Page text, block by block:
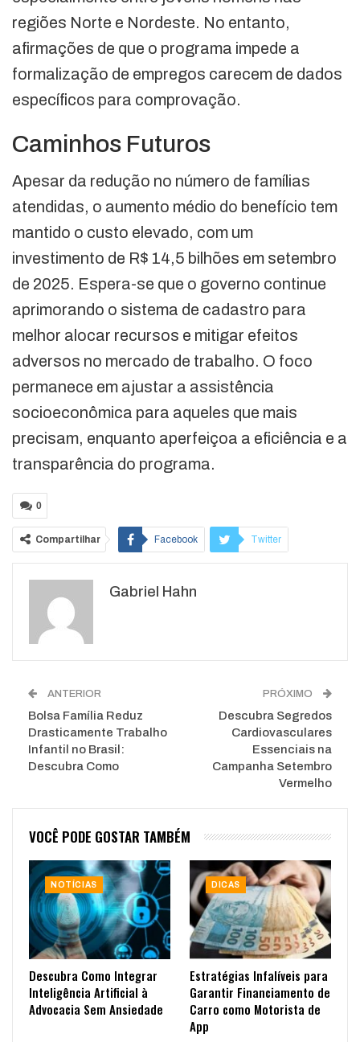
regiões Norte e Nordeste. No entanto,
afirmações de que o programa impede a
formalização de empregos carecem de dados
específicos para comprovação.
Caminhos Futuros
Apesar da redução no número de famílias
atendidas, o aumento médio do benefício tem
mantido o custo elevado, com um
investimento de R$ 14,5 bilhões em setembro
de 2025. Espera-se que o governo continue
aprimorando o sistema de cadastro para
melhor alocar recursos e mitigar efeitos
adversos no mercado de trabalho. O foco
permanece em ajustar a assistência
socioeconômica para aqueles que mais
precisam, enquanto aperfeiçoa a eficiência e a
transparência do programa.
0
Compartilhar Facebook Twitter
WhatsApp
Gabriel Hahn
ANTERIOR
Bolsa Família Reduz
Drasticamente Trabalho
Infantil no Brasil:
Descubra Como
PRÓXIMO
Descubra Segredos
Cardiovasculares
Essenciais na
Campanha Setembro
Vermelho
VOCÊ PODE GOSTAR TAMBÉM
NOTÍCIAS
Descubra Como Integrar
Inteligência Artificial à
Advocacia Sem Ansiedade
DICAS
Estratégias Infalíveis para
Garantir Financiamento de
Carro como Motorista de
App